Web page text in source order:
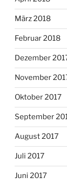
März 2018
Februar 2018
Dezember
November
Oktober 2017
September
August 2017
Juli 2017
Juni 2017